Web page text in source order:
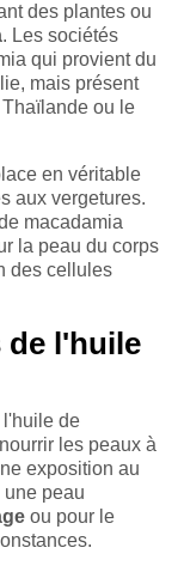
des plantes ou
. Les sociétés
qui provient du
mais présent
ou le
en véritable
aux vergetures.
macadamia
la peau du corps
des cellules
de l'huile
l'huile de
les peaux à
exposition au
peau
ou pour le